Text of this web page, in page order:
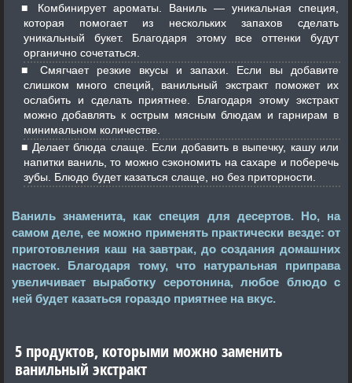
Комбинирует ароматы. Ваниль — уникальная специя,
которая помогает из нескольких запахов сделать
уникальный букет. Благодаря этому все оттенки будут
органично сочетаться.
Смягчает резкие вкусы и запахи. Если вы добавите
слишком много специй, ванильный экстракт поможет их
ослабить и сделать приятнее. Благодаря этому экстракт
можно добавлять к острым мясным блюдам и гарнирам в
минимальном количестве.
Делает блюда слаще. Если добавить в выпечку, кашу или
напитки ваниль, то можно сэкономить на сахаре и поберечь
зубы. Блюдо будет казаться слаще, но без приторности.
Ваниль знаменита, как специя для десертов. Но, на
самом деле, ее можно применять практически везде: от
приготовления каш на завтрак, до создания домашних
настоек. Благодаря тому, что натуральная приправа
увеличивает выработку серотонина, любое блюдо с
ней будет казаться гораздо приятнее на вкус.
5 продуктов, которыми можно заменить
ванильный экстракт